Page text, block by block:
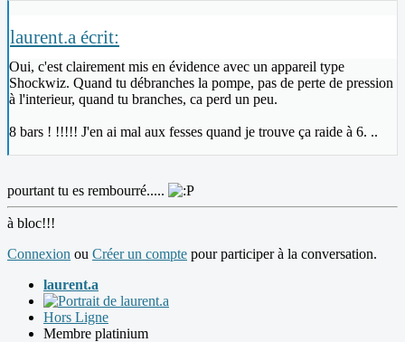
laurent.a écrit:
Oui, c'est clairement mis en évidence avec un appareil type
Shockwiz. Quand tu débranches la pompe, pas de perte de pression
à l'interieur, quand tu branches, ca perd un peu.
8 bars ! !!!!! J'en ai mal aux fesses quand je trouve ça raide à 6. ..
pourtant tu es rembourré.....
à bloc!!!
Connexion ou Créer un compte pour participer à la conversation.
laurent.a
Hors Ligne
Membre platinium